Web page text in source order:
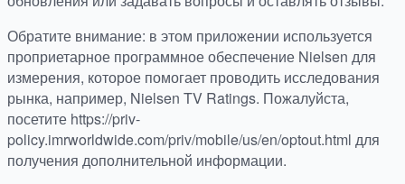
Обратите внимание: в этом приложении используется
проприетарное программное обеспечение Nielsen для
измерения, которое помогает проводить исследования
рынка, например, Nielsen TV Ratings. Пожалуйста,
посетите https://priv-
policy.imrworldwide.com/priv/mobile/us/en/optout.html для
получения дополнительной информации.